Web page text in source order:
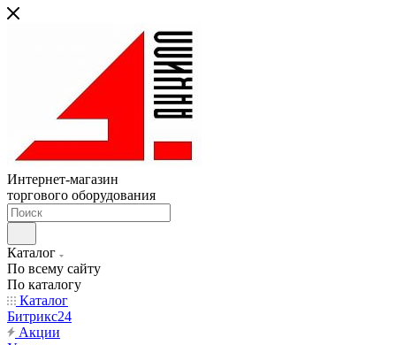
Интернет-магазин
торгового оборудования
Каталог
По всему сайту
По каталогу
Каталог
Битрикс24
Акции